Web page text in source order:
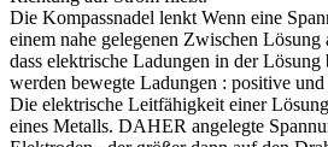
Die Kompassnadel lenkt Wenn eine
einem nahe gelegenen Zwischen Lösung
dass elektrische Ladungen in der Lösung
werden bewegte Ladungen : positive
Die elektrische Leitfähigkeit einer
eines Metalls. DAHER angelegte